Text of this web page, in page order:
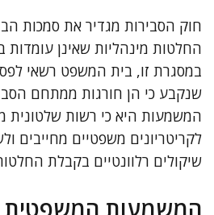
חוק הסבירות מגדיר את סמכות
החלטות מינהליות שאינן עומדות
במסגרת זו, בית המשפט רשאי
שנקבע כי הן חורגות ממתחם
המשמעות היא כי רשות שלטונית
לקריטריונים משפטיים מחייבים
שיקולים רלוונטיים בקבלת
המשמעות המשפטית